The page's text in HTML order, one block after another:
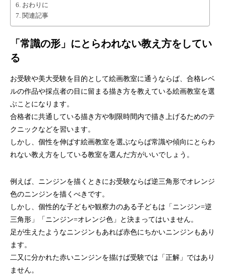
おわりに
関連記事
「常識の形」にとらわれない教え方をしてい
る
お受験や美大受験を目的として絵画教室に通うならば、合格レベ
ルの作品や採点者の目に留まる描き方を教えている絵画教室を選
ぶことになります。
合格者に共通している描き方や制限時間内で描き上げるためのテ
クニックなどを習います。
しかし、個性を伸ばす絵画教室を選ぶならば常識や傾向にとらわ
れない教え方をしている教室を選んだ方がいいでしょう。
例えば、ニンジンを描くときにお受験ならば逆三角形でオレンジ
色のニンジンを描くべきです。
しかし、個性的な子どもや観察力のある子どもは「ニンジン=逆
三角形」「ニンジン=オレンジ色」と決まってはいません。
足が生えたようなニンジンもあれば赤色にちかいニンジンもあり
ます。
二又に分かれた赤いニンジンを描けば受験では「正解」ではあり
ません。